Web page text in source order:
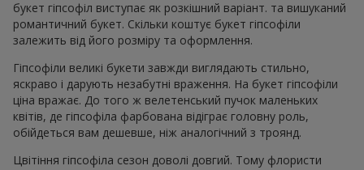
букет гіпсофіл виступає як розкішний варіант. та вишуканий
романтичний букет. Скільки коштує букет гіпсофіли
залежить від його розміру та оформлення.
Гіпсофіли великі букети завжди виглядають стильно,
яскраво і дарують незабутні враження. На букет гіпсофіли
ціна вражає. До того ж велетенський пучок маленьких
квітів, де гіпсофіла фарбована відіграє головну роль,
обійдеться вам дешевше, ніж аналогічний з троянд.
Цвітіння гіпсофіла сезон доволі довгий. Тому флористи